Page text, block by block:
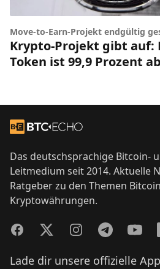
Move-to-Earn-Projekt endgültig
Krypto-Projekt gibt auf:
Token ist 99,9 Prozent
Zur Startseite
Das deutschsprachige Bitcoin-
Leitmedium seit 2014. Aktuelle
Ratgeber zu den Themen
Kryptowährungen.
FacebookTwitterInstagramTelegram
Lade dir unsere offizielle